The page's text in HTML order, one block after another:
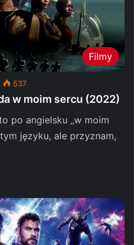
Filmy
537
w moim sercu (2022)
po angielsku „w moim
języku, ale przyznam,